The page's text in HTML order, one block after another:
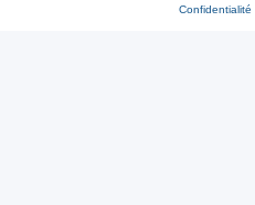
Confidentialité